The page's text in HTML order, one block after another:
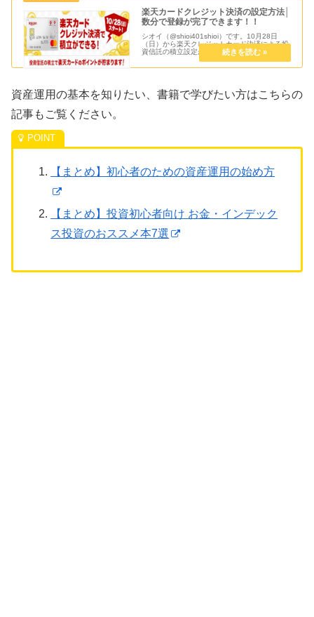
楽天カードクレジット決済の設定方法│
数分で登録が完了できます！！
シオイ（@shioi401shioi）です。10月28日
（日）から楽天クレジットカード決済による投
資信託の積立設定ができるようになりました。
11月12日（月）までに設定を行うと12月3日
（月）に積立が実行され、12月27日（木）が
資産運用の基本を知りたい、書籍で学びたい方はこちらの
記事もご覧ください。
【まとめ】初心者のための資産運用の始め方
【まとめ】投資初心者向け お金・インデック
ス投資のおススメ本7選